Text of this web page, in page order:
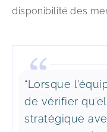
disponibilité des
“Lorsque
de vérifier
stratégique